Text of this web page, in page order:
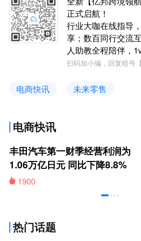
正式启航！
行业大咖在线指导
享；数百同行交流
人助教全程陪伴，
扫码加小编，回复暗号
电商快讯 未来零售
电商快讯
丰田汽车第一财季经营利润为
1.06万亿日元 同比下降8.8%
1900
热门话题